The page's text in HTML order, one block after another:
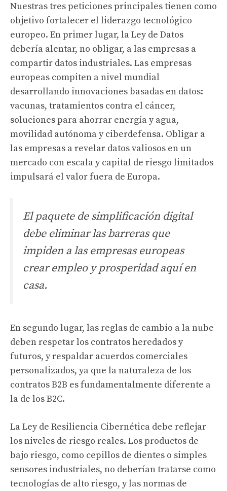
Nuestras tres peticiones principales tienen como
objetivo fortalecer el liderazgo tecnológico
europeo. En primer lugar, la Ley de Datos
debería alentar, no obligar, a las empresas a
compartir datos industriales. Las empresas
europeas compiten a nivel mundial
desarrollando innovaciones basadas en datos:
vacunas, tratamientos contra el cáncer,
soluciones para ahorrar energía y agua,
movilidad autónoma y ciberdefensa. Obligar a
las empresas a revelar datos valiosos en un
mercado con escala y capital de riesgo limitados
impulsará el valor fuera de Europa.
El paquete de simplificación digital
debe eliminar las barreras que
impiden a las empresas europeas
crear empleo y prosperidad aquí en
casa.
En segundo lugar, las reglas de cambio a la nube
deben respetar los contratos heredados y
futuros, y respaldar acuerdos comerciales
personalizados, ya que la naturaleza de los
contratos B2B es fundamentalmente diferente a
la de los B2C.
La Ley de Resiliencia Cibernética debe reflejar
los niveles de riesgo reales. Los productos de
bajo riesgo, como cepillos de dientes o simples
sensores industriales, no deberían tratarse como
tecnologías de alto riesgo, y las normas de